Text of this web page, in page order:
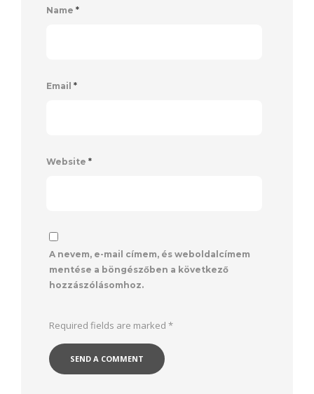
Name *
Email *
Website *
A nevem, e-mail címem, és weboldalcímem
mentése a böngészőben a következő
hozzászólásomhoz.
Required fields are marked *